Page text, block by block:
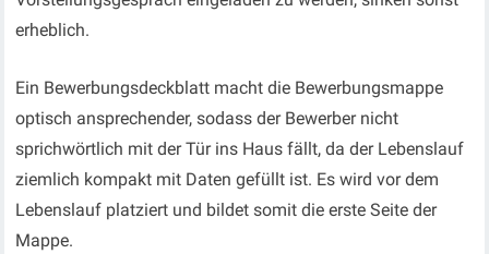
erheblich.
Ein Bewerbungsdeckblatt macht die Bewerbungsmappe
optisch ansprechender, sodass der Bewerber nicht
sprichwörtlich mit der Tür ins Haus fällt, da der Lebenslauf
ziemlich kompakt mit Daten gefüllt ist. Es wird vor dem
Lebenslauf platziert und bildet somit die erste Seite der
Mappe.